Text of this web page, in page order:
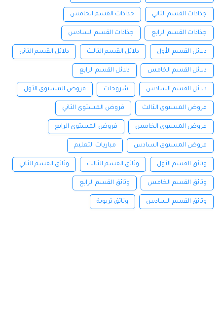
جذاذات القسم الثاني جذاذات القسم الخامس
جذاذات القسم الرابع جذاذات القسم السادس
دلائل القسم الأول دلائل القسم الثالث دلائل القسم الثاني
دلائل القسم الخامس دلائل القسم الرابع
دلائل القسم السادس شروحات فروض المستوى الأول
فروض المستوى الثالث فروض المستوى الثاني
فروض المستوى الخامس فروض المستوى الرابع
فروض المستوى السادس مباريات التعليم
وثائق القسم الأول وثائق القسم الثالث وثائق القسم الثاني
وثائق القسم الخامس وثائق القسم الرابع
وثائق القسم السادس وثائق تربوية